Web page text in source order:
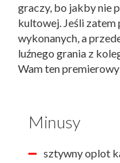
graczy, bo jakby nie
kultowej. Jeśli
wykonanych, a
luźnego grania z
Wam ten
Minusy
sztywny oplot